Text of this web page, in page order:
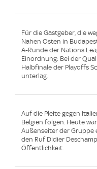
Für die Gastgeber, die
Nahen Osten in
A-Runde der Nations
Einordnung: Bei der
Halbfinale der Playoffs
unterlag.
Auf die Pleite gegen
Belgien folgen. Heute
Außenseiter der Gruppe
den Ruf Didier
Öffentlichkeit.